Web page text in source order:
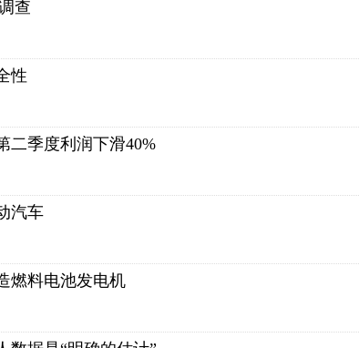
查
性
二季度利润下滑40%
汽车
燃料电池发电机